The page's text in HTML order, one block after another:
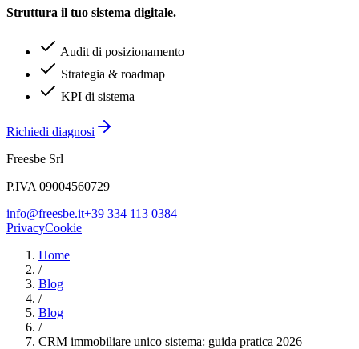
Struttura il tuo sistema digitale.
Audit di posizionamento
Strategia & roadmap
KPI di sistema
Richiedi diagnosi
Freesbe Srl
P.IVA 09004560729
info@freesbe.it+39 334 113 0384
PrivacyCookie
Home
/
Blog
/
Blog
/
CRM immobiliare unico sistema: guida pratica 2026